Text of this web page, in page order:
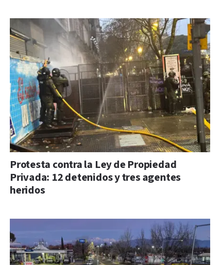
Protesta contra la Ley de Propiedad
Privada: 12 detenidos y tres agentes
heridos